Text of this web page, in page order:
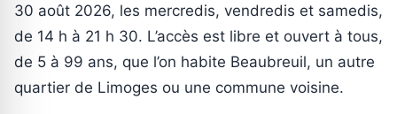
30 août 2026, les mercredis, vendredis et samedis,
de 14 h à 21 h 30. L’accès est libre et ouvert à tous,
de 5 à 99 ans, que l’on habite Beaubreuil, un autre
quartier de Limoges ou une commune voisine.